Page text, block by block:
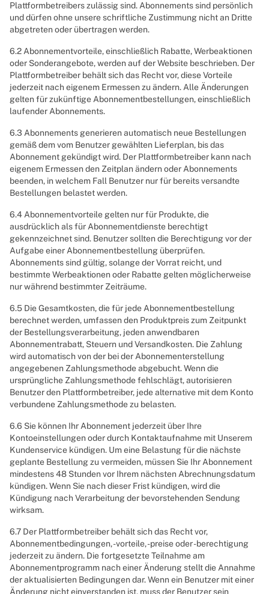
Plattformbetreibers zulässig sind. Abonnements sind persönlich
und dürfen ohne unsere schriftliche Zustimmung nicht an Dritte
abgetreten oder übertragen werden.
6.2 Abonnementvorteile, einschließlich Rabatte, Werbeaktionen
oder Sonderangebote, werden auf der Website beschrieben. Der
Plattformbetreiber behält sich das Recht vor, diese Vorteile
jederzeit nach eigenem Ermessen zu ändern. Alle Änderungen
gelten für zukünftige Abonnementbestellungen, einschließlich
laufender Abonnements.
6.3 Abonnements generieren automatisch neue Bestellungen
gemäß dem vom Benutzer gewählten Lieferplan, bis das
Abonnement gekündigt wird. Der Plattformbetreiber kann nach
eigenem Ermessen den Zeitplan ändern oder Abonnements
beenden, in welchem Fall Benutzer nur für bereits versandte
Bestellungen belastet werden.
6.4 Abonnementvorteile gelten nur für Produkte, die
ausdrücklich als für Abonnementdienste berechtigt
gekennzeichnet sind. Benutzer sollten die Berechtigung vor der
Aufgabe einer Abonnementbestellung überprüfen.
Abonnements sind gültig, solange der Vorrat reicht, und
bestimmte Werbeaktionen oder Rabatte gelten möglicherweise
nur während bestimmter Zeiträume.
6.5 Die Gesamtkosten, die für jede Abonnementbestellung
berechnet werden, umfassen den Produktpreis zum Zeitpunkt
der Bestellungsverarbeitung, jeden anwendbaren
Abonnementrabatt, Steuern und Versandkosten. Die Zahlung
wird automatisch von der bei der Abonnementerstellung
angegebenen Zahlungsmethode abgebucht. Wenn die
ursprüngliche Zahlungsmethode fehlschlägt, autorisieren
Benutzer den Plattformbetreiber, jede alternative mit dem Konto
verbundene Zahlungsmethode zu belasten.
6.6 Sie können Ihr Abonnement jederzeit über Ihre
Kontoeinstellungen oder durch Kontaktaufnahme mit Unserem
Kundenservice kündigen. Um eine Belastung für die nächste
geplante Bestellung zu vermeiden, müssen Sie Ihr Abonnement
mindestens 48 Stunden vor Ihrem nächsten Abrechnungsdatum
kündigen. Wenn Sie nach dieser Frist kündigen, wird die
Kündigung nach Verarbeitung der bevorstehenden Sendung
wirksam.
6.7 Der Plattformbetreiber behält sich das Recht vor,
Abonnementbedingungen, -vorteile, -preise oder -berechtigung
jederzeit zu ändern. Die fortgesetzte Teilnahme am
Abonnementprogramm nach einer Änderung stellt die Annahme
der aktualisierten Bedingungen dar. Wenn ein Benutzer mit einer
Änderung nicht einverstanden ist, muss der Benutzer sein